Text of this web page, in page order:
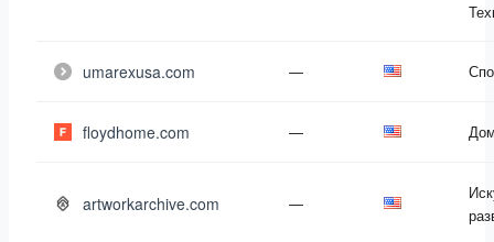
umarexusa.com —
floydhome.com —
artworkarchive.com —